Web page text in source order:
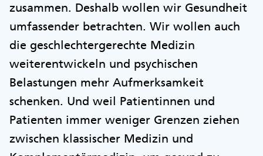
zusammen. Deshalb wollen wir Gesundheit
umfassender betrachten. Wir wollen auch
die geschlechtergerechte Medizin
weiterentwickeln und psychischen
Belastungen mehr Aufmerksamkeit
schenken. Und weil Patientinnen und
Patienten immer weniger Grenzen ziehen
zwischen klassischer Medizin und